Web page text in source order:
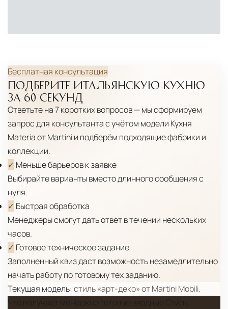
Дубай, ОАЭ— региональный центр для
Кипр— распределительная база для
Средиземноморского региона
Лондон, Великобритания
логистический хаб для европейского рынка
США— центр доставки для
североамериканского сегмента
Другие страны Европы
сеть партнёрских складов
Условия доставки по Москве и Московской
области
Для клиентов Москвы и МО предусмотрены
следующие услуги:
Доставка до адреса
— транспортировка
товара от нашего склада непосредственно к
месту назначения с соблюдением сроков
Бесплатная консультация
ПОДБЕРИТЕ ИТАЛЬЯНСКУЮ КУХНЮ
ЗА 60 СЕКУНД
Ответьте на 7 коротких вопросов — мы сформируем
запрос для консультанта с учётом модели Кухня
Materia от Martiniи подберём подходящие фабрики и
коллекции.
✓ Меньше барьеров к заявке
Выбирайте варианты вместо длинного сообщения с
нуля.
✓ Быстрая обработка
Менеджеры смогут дать ответ в течении нескольких
часов.
✓ Готовое техническое задание
Заполненный квиз даст возможность незамедлительно
начать работу по готовому тех заданию.
Текущая модель: стиль «арт-деко» от Martini Mobili.
Что получает менеджер готовые вводные Стиль,